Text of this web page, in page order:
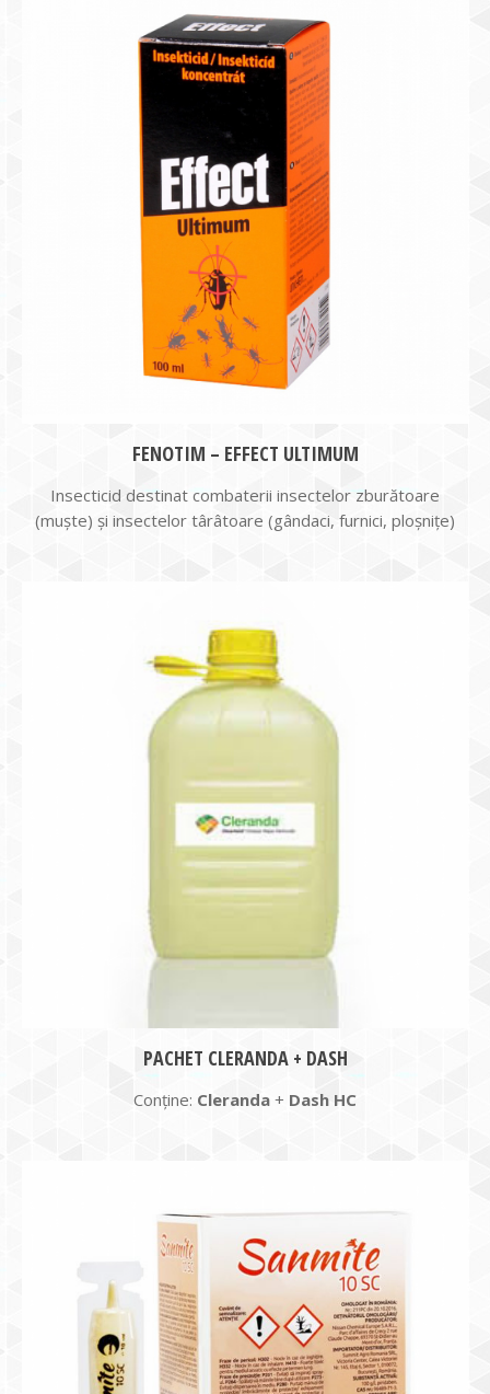
FENOTIM – EFFECT ULTIMUM
Insecticid destinat combaterii insectelor zburătoare
(muște) și insectelor târâtoare (gândaci, furnici, ploșnițe)
PACHET CLERANDA + DASH
Conține: Cleranda + Dash HC